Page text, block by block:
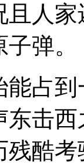
人
弹。
能占
东击
残酷